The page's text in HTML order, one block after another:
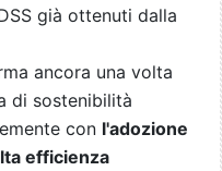
già ottenuti dalla
ancora una volta
di sostenibilità
con l'adozione
efficienza